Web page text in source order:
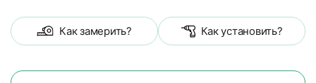
Как замерить? Как установить?